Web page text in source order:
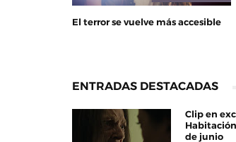
El terror se vuelve más accesible
ENTRADAS DESTACADAS
Clip en
Habitación
de junio